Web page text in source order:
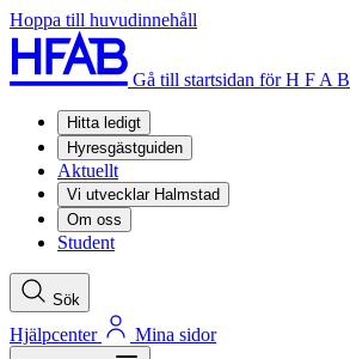
Hoppa till huvudinnehåll
Gå till startsidan för H F A B
Hitta ledigt
Hyresgästguiden
Aktuellt
Vi utvecklar Halmstad
Om oss
Student
Sök
Hjälpcenter Mina sidor